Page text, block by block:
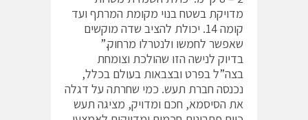
מדויקת בשטח בנוי מקומת המרתף ועד
קומה 14. יכולת להציב שדה מוקשים
שאפשר לחמשו ולנטרלו מרחוק.”
בדיוק לנישה הזו שהולכת וצומחת
בצה”ל בפרט ובצבאות בעולם בכלל,
נכנסה חברת תעש. כמי שחרתה על דגלה
את הסיסמא, חכם ומדויק, מציגה תעש